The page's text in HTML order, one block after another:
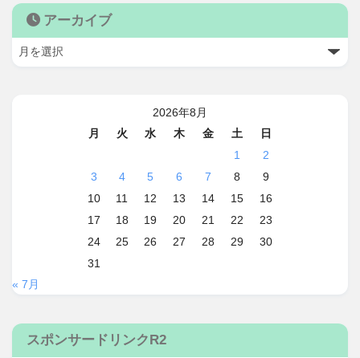
アーカイブ
2026年8月
月
火 水 木 金 土
日
1
2
3
4 5 6 7 8
9
10
11 12 13 14 15
16
17
18 19 20 21 22
23
24
25 26 27 28 29
30
31
« 7月
スポンサードリンクR2